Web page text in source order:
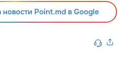
Point.md в Google